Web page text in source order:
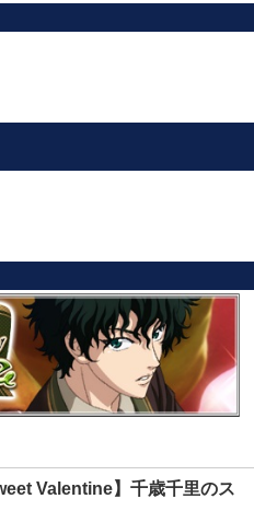
Valentine】千歳千里のス